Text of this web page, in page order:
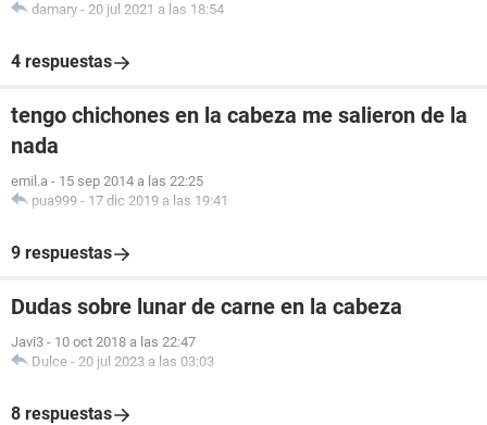
damary - 20 jul 2021 a las 18:54
4 respuestas
tengo chichones en la cabeza me salieron de la
nada
emil.a - 15 sep 2014 a las 22:25
pua999 - 17 dic 2019 a las 19:41
9 respuestas
Dudas sobre lunar de carne en la cabeza
Javi3 - 10 oct 2018 a las 22:47
Dulce - 20 jul 2023 a las 03:03
8 respuestas